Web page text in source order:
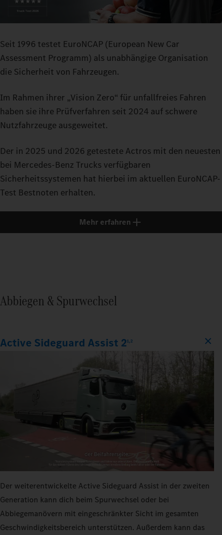
Seit 1996 testet EuroNCAP (European New Car
Assessment Programm) als unabhängige Organisation
die Sicherheit von Fahrzeugen.
Im Rahmen ihrer „Vision Zero“ für unfallfreies Fahren
haben sie ihre Prüfverfahren seit 2024 auf schwere
Nutzfahrzeuge ausgeweitet.
Der in 2025 und 2026 getestete Actros mit den neuesten
bei Mercedes-Benz Trucks verfügbaren
Sicherheitssystemen hat hierbei im aktuellen EuroNCAP-
Test Bestnoten erhalten.
Mehr erfahren
Abbiegen & Spurwechsel
Active Sideguard Assist 21,2
Der weiterentwickelte Active Sideguard Assist in der zweiten
Generation kann dich beim Spurwechsel oder bei
Abbiegemanövern mit eingeschränkter Sicht im gesamten
Geschwindigkeitsbereich unterstützen. Außerdem kann das